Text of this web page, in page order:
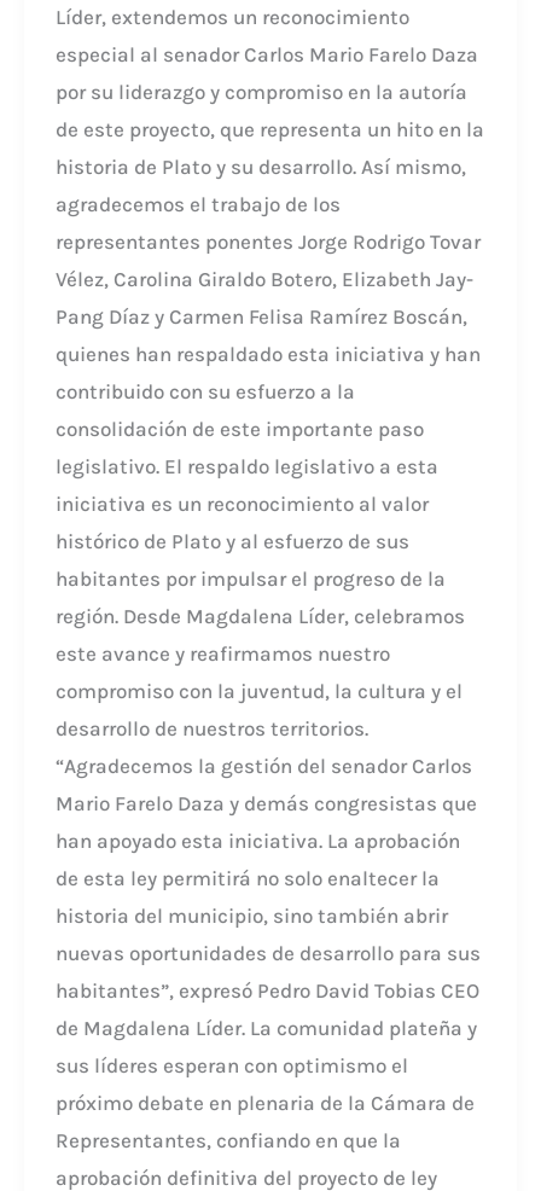
Líder, extendemos un reconocimiento
especial al senador Carlos Mario Farelo Daza
por su liderazgo y compromiso en la autoría
de este proyecto, que representa un hito en la
historia de Plato y su desarrollo. Así mismo,
agradecemos el trabajo de los
representantes ponentes Jorge Rodrigo Tovar
Vélez, Carolina Giraldo Botero, Elizabeth Jay-
Pang Díaz y Carmen Felisa Ramírez Boscán,
quienes han respaldado esta iniciativa y han
contribuido con su esfuerzo a la
consolidación de este importante paso
legislativo. El respaldo legislativo a esta
iniciativa es un reconocimiento al valor
histórico de Plato y al esfuerzo de sus
habitantes por impulsar el progreso de la
región. Desde Magdalena Líder, celebramos
este avance y reafirmamos nuestro
compromiso con la juventud, la cultura y el
desarrollo de nuestros territorios.
“Agradecemos la gestión del senador Carlos
Mario Farelo Daza y demás congresistas que
han apoyado esta iniciativa. La aprobación
de esta ley permitirá no solo enaltecer la
historia del municipio, sino también abrir
nuevas oportunidades de desarrollo para sus
habitantes”, expresó Pedro David Tobias CEO
de Magdalena Líder. La comunidad plateña y
sus líderes esperan con optimismo el
próximo debate en plenaria de la Cámara de
Representantes, confiando en que la
aprobación definitiva del proyecto de ley